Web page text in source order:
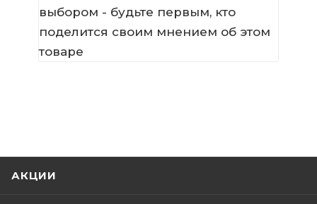
выбором - будьте первым, кто
поделится своим мнением об этом
товаре
АКЦИИ